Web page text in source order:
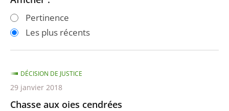
les
filtres
après
les
filtres
avant
Pertinence
Les plus récents
Chasse aux oies cendrées
DÉCISION DE JUSTICE
29 janvier 2018